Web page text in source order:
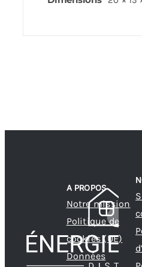
A PROPOS
Notre mission
Politique de
cookies (UE)
Données